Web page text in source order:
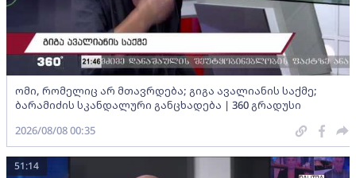
ომი, რომელიც არ მთავრდება; გიგა ავალიანის საქმე;
ბარამიძის სკანდალური განცხადება | 360 გრადუსი
2026/08/08 00:35
51:14